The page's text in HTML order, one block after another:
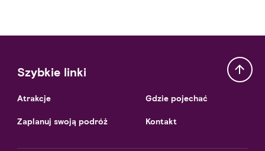
Szybkie linki
Atrakcje
Zaplanuj swoją podróż
Gdzie pojechać
Kontakt